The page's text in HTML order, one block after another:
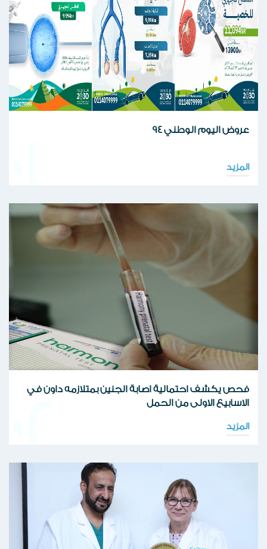
عروض اليوم الوطني 94
المزيد
فحص يكشف احتمالية اصابة الجنين بمتلازمه داون في
الاسابيع الاولى من الحمل
المزيد